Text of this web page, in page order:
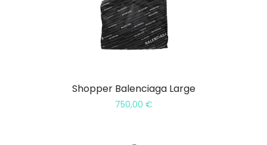
Shopper Balenciaga Large
750,00 €